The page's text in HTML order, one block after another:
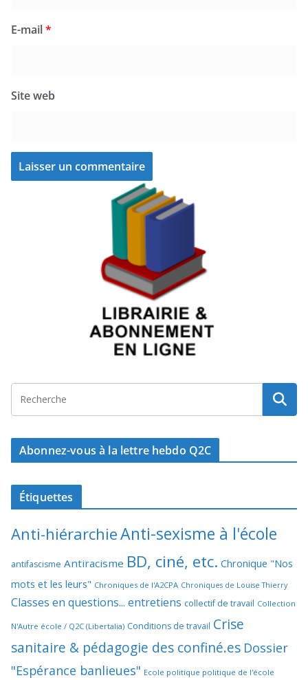
E-mail*
Site web
Abonnez-vous à la lettre hebdo Q2C
Étiquettes
Anti-hiérarchieAnti-sexisme à l'école
antifascisme Antiracisme BD, ciné, etc. Chronique "Nos
mots et les leurs" Chroniques de l'A2CPA Chroniques de Louise Thierry
Classes en questions... entretiens collectif de travail Collection
N'Autre école / Q2C (Libertalia) Conditions de travail Crise
sanitaire & pédagogie des confiné.es Dossier
"Espérance banlieues" Ecole politique politique de l'école